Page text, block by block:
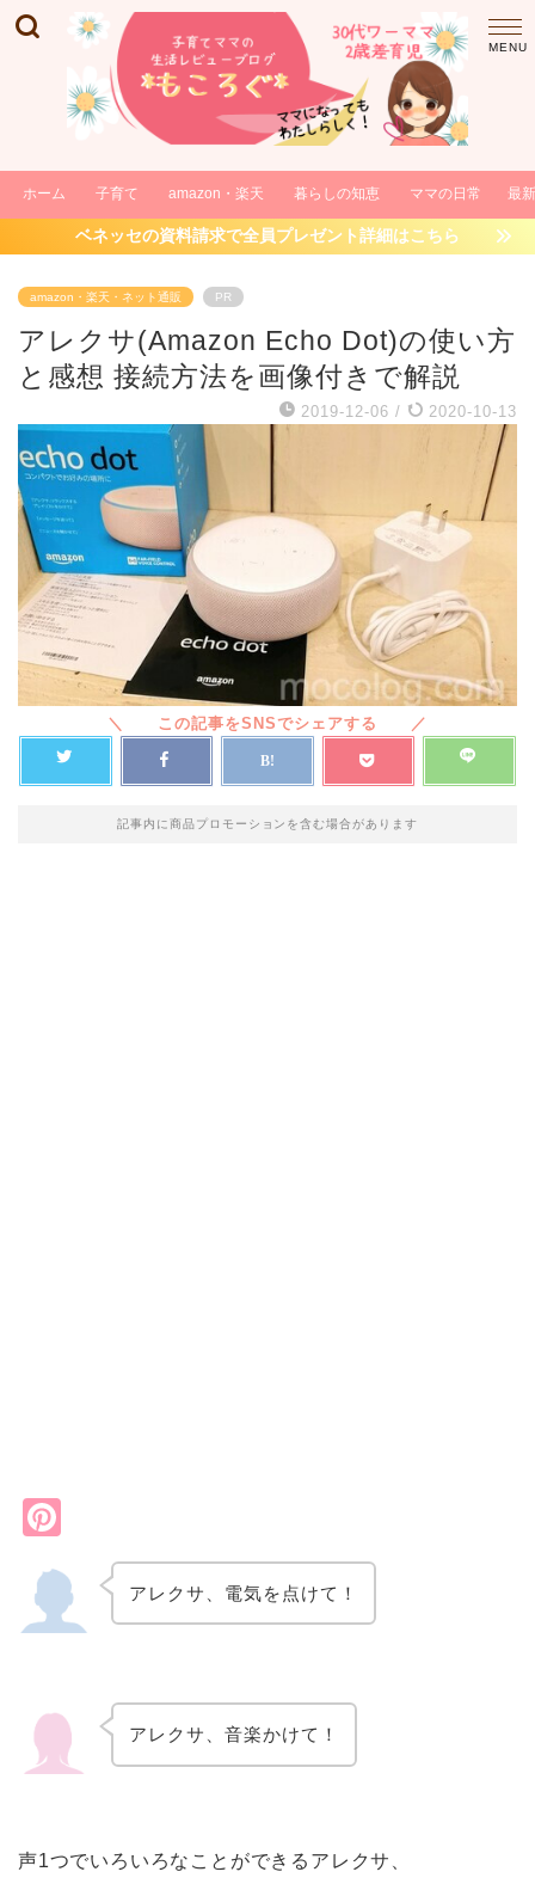
ホーム 子育て amazon・楽天 暮らしの知恵 ママの日常 最
ベネッセの資料請求で全員プレゼント詳細はこちら
amazon・楽天・ネット通販 PR
アレクサ(Amazon Echo Dot)の使い方
と感想 接続方法を画像付きで解説
2019-12-06 / 2020-10-13
記事内に商品プロモーションを含む場合があります
er
e
アレクサ、電気を点けて！
アレクサ、音楽かけて！
声1つでいろいろなことができるアレクサ、